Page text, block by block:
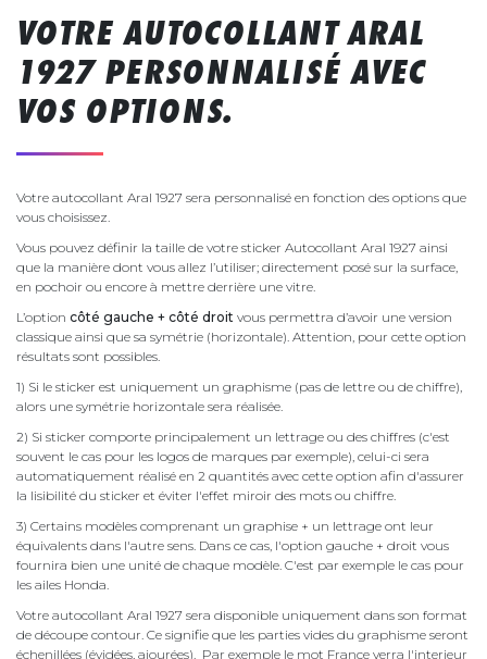
VOTRE AUTOCOLLANT ARAL
1927 PERSONNALISÉ AVEC
VOS OPTIONS.
Votre autocollant Aral 1927 sera personnalisé en fonction des options que
vous choisissez.
Vous pouvez définir la taille de votre sticker Autocollant Aral 1927 ainsi
que la manière dont vous allez l’utiliser; directement posé sur la surface,
en pochoir ou encore à mettre derrière une vitre.
L’option côté gauche + côté droit vous permettra d’avoir une version
classique ainsi que sa symétrie (horizontale). Attention, pour cette option
résultats sont possibles.
1) Si le sticker est uniquement un graphisme (pas de lettre ou de chiffre),
alors une symétrie horizontale sera réalisée.
2) Si sticker comporte principalement un lettrage ou des chiffres (c'est
souvent le cas pour les logos de marques par exemple), celui-ci sera
automatiquement réalisé en 2 quantités avec cette option afin d'assurer
la lisibilité du sticker et éviter l'effet miroir des mots ou chiffre.
3) Certains modèles comprenant un graphise + un lettrage ont leur
équivalents dans l'autre sens. Dans ce cas, l'option gauche + droit vous
fournira bien une unité de chaque modèle. C'est par exemple le cas pour
les ailes Honda.
Votre autocollant Aral 1927 sera disponible uniquement dans son format
de découpe contour. Ce signifie que les parties vides du graphisme seront
échenillées (évidées, ajourées). Par exemple le mot France verra l'interieur